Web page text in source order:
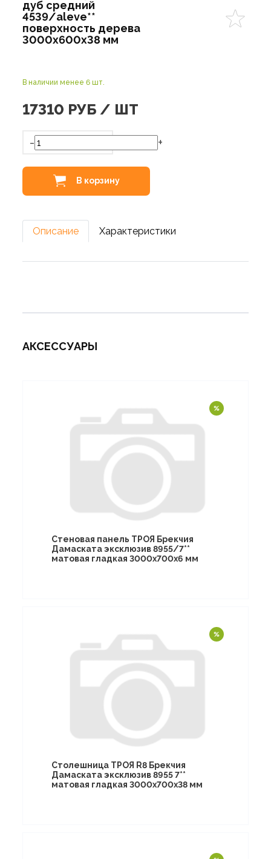
дуб средний
4539/aleve**
поверхность дерева
3000х600х38 мм
В наличии менее 6 шт.
17310 РУБ / ШТ
- +
В корзину
Описание Характеристики
АКСЕССУАРЫ
Стеновая панель ТРОЯ Брекчия
Дамаската эксклюзив 8955/7**
матовая гладкая 3000х700х6 мм
Столешница ТРОЯ R8 Брекчия
Дамаската эксклюзив 8955 7**
матовая гладкая 3000х700х38 мм